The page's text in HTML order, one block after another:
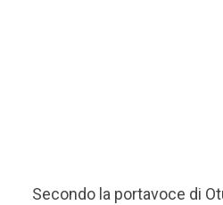
Secondo la portavoce di